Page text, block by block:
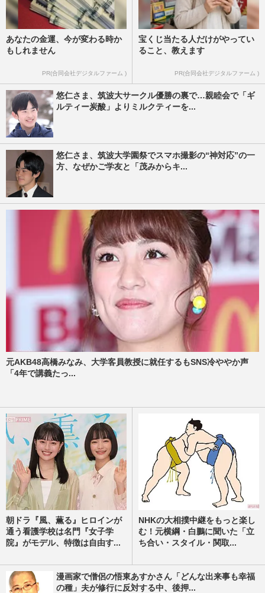
あなたの金運、今が変わる時か
もしれません
PR(合同会社デジタルファーム )
宝くじ当たる人だけがやってい
ること、教えます
PR(合同会社デジタルファーム )
悠仁さま、筑波大サークル優勝の裏で…親睦会で「ギ
ルティー炭酸」よりミルクティーを...
悠仁さま、筑波大学園祭でスマホ撮影の“神対応”の一
方、なぜかご学友と「茂みからキ...
元AKB48高橋みなみ、大学客員教授に就任するもSNS冷ややか声
「4年で講義たっ...
朝ドラ『風、薫る』ヒロインが
通う看護学校は名門『女子学
院』がモデル、特徴は自由す...
NHKの大相撲中継をもっと楽し
む！元横綱・白鵬に聞いた「立
ち合い・スタイル・関取...
漫画家で僧侶の悟東あすかさん「どんな出来事も幸福
の種」夫が修行に反対する中、後押...